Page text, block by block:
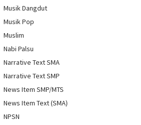
Musik Dangdut
Musik Pop
Muslim
Nabi Palsu
Narrative Text SMA
Narrative Text SMP
News Item SMP/MTS
News Item Text (SMA)
NPSN